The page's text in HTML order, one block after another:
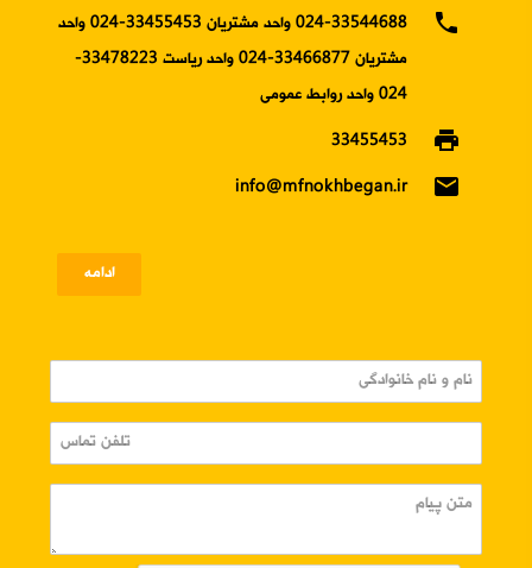
phone
024-33544688 واحد مشتریان 33455453-024 واحد
مشتریان 33466877-024 واحد ریاست 33478223-
024 واحد روابط عمومی
print
33455453
email
info@mfnokhbegan.ir
ادامه